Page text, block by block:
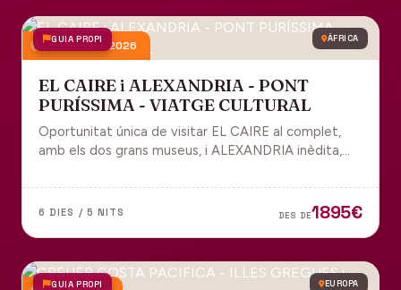
GUIA PROPI ÀFRICA
4 desembre 2026
EL CAIRE i ALEXANDRIA - PONT
PURÍSSIMA - VIATGE CULTURAL
Oportunitat única de visitar EL CAIRE al complet,
amb els dos grans museus, i ALEXANDRIA inèdita,
6 DIES / 5 NITS DES DE1895€
GUIA PROPI EUROPA